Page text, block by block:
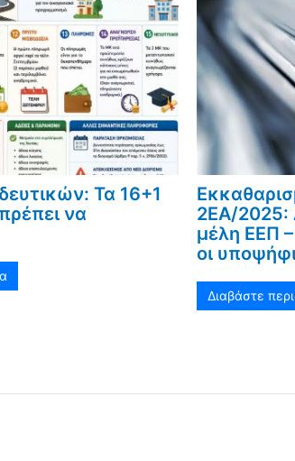
Τα 16+1
να
2ΕΑ/2025:
μέλη ΕΕΠ
οι
Διαβάστε